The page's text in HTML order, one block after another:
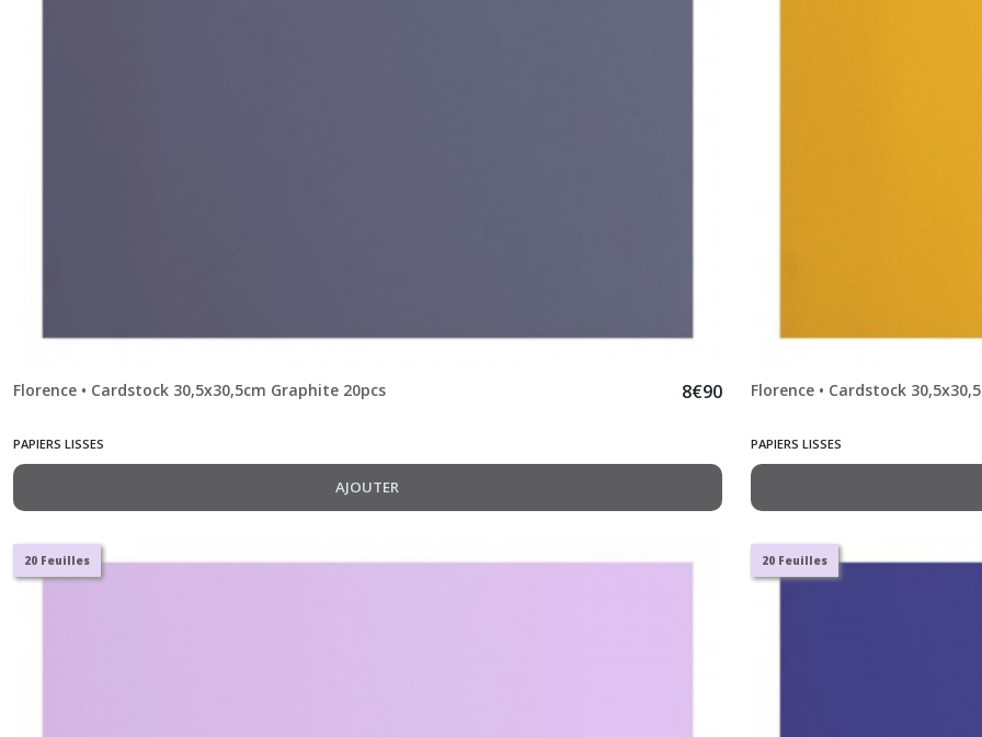
Florence • Cardstock 30,5x30,5cm Graphite 20pcs 8€90
PAPIERS LISSES
AJOUTER
Florence • Cardstock
PAPIERS LISSES
20 Feuilles 20 Feuilles